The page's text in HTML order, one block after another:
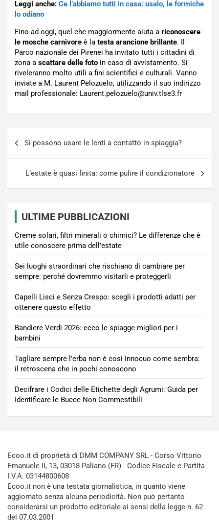
Leggi anche: Ce l’abbiamo tutti in casa: usalo, le formiche
lo odiano
Fino ad oggi, quel che maggiormente aiuta a riconoscere
le mosche carnivore è la testa arancione brillante. Il
Parco nazionale dei Pirenei ha invitato tutti i cittadini di
zona a scattare delle foto in caso di avvistamento. Si
riveleranno molto utili a fini scientifici e culturali. Vanno
inviate a M. Laurent Pelozuelo, utilizzando il suo indirizzo
mail professionale: Laurent.pelozuelo@univ.tlse3.fr
articoli
Si possono usare le lenti a contatto in spiaggia?
L’estate è quasi finita: come pulire il condizionatore
ULTIME PUBBLICAZIONI
Creme solari, filtri minerali o chimici? Le differenze che è
utile conoscere prima dell’estate
Sei luoghi straordinari che rischiano di cambiare per
sempre: perché dovremmo visitarli e proteggerli
Capelli Lisci e Senza Crespo: scegli i prodotti adatti per
ottenere questo effetto
Bandiere Verdi 2026: ecco le spiagge migliori per i
bambini
Tagliare sempre l’erba non è così innocuo come sembra:
il retroscena che in pochi conoscono
Decifrare i Codici delle Etichette degli Agrumi: Guida per
Identificare le Bucce Non Commestibili
Ecoo.it di proprietà di DMM COMPANY SRL - Corso Vittorio
Emanuele II, 13, 03018 Paliano (FR) - Codice Fiscale e Partita
I.V.A. 03144800608
Ecoo.it non è una testata giornalistica, in quanto viene
aggiornato senza alcuna periodicità. Non può pertanto
considerarsi un prodotto editoriale ai sensi della legge n. 62
del 07.03.2001